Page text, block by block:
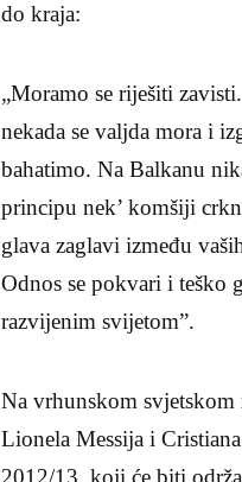
do kraja:
„Moramo se riješiti
nekada se valjda mora i
bahatimo. Na Balkanu
principu nek’ komšiji
glava zaglavi između
Odnos se pokvari i teško
razvijenim svijetom”.
Na vrhunskom
Lionela Messija i